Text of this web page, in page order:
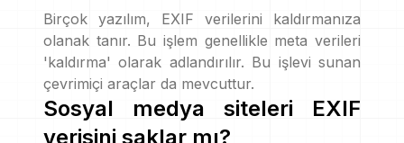
Birçok yazılım, EXIF verilerini kaldırmanıza
olanak tanır. Bu işlem genellikle meta verileri
'kaldırma' olarak adlandırılır. Bu işlevi sunan
çevrimiçi araçlar da mevcuttur.
Sosyal medya siteleri EXIF
verisini saklar mı?